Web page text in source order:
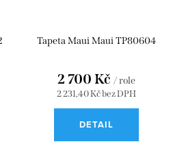
Tapeta Maui Maui TP80604
2 231,40 Kč bez DPH
2 700 Kč / role
DETAIL